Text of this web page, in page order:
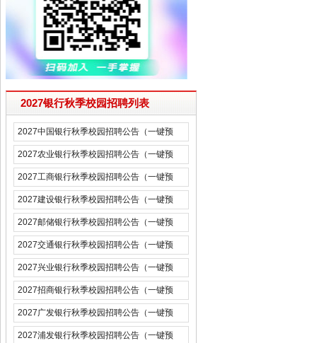
2027银行秋季校园招聘列表
2027中国银行秋季校园招聘公告（一键预
约）
2027农业银行秋季校园招聘公告（一键预
约）
2027工商银行秋季校园招聘公告（一键预
约）
2027建设银行秋季校园招聘公告（一键预
约）
2027邮储银行秋季校园招聘公告（一键预
约）
2027交通银行秋季校园招聘公告（一键预
约）
2027兴业银行秋季校园招聘公告（一键预
约）
2027招商银行秋季校园招聘公告（一键预
约）
2027广发银行秋季校园招聘公告（一键预
约）
2027浦发银行秋季校园招聘公告（一键预